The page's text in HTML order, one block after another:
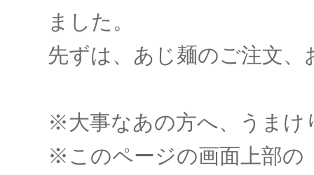
ました。
先ずは、あじ麺のご注文
※大事なあの方へ、うまけ
※このページの画面上部の